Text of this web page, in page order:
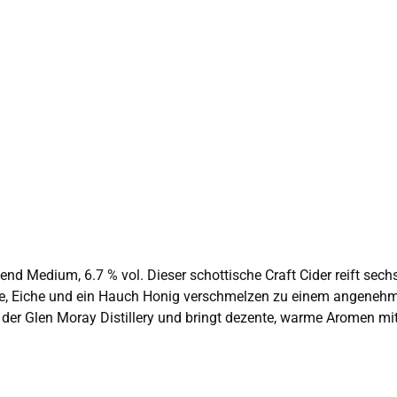
– und
und bringt dezente, warme Aromen mit sich. Ein hochwertiger Cider, den du gut
mit Charakter mögen. Thistly Cross Cider ist eine der